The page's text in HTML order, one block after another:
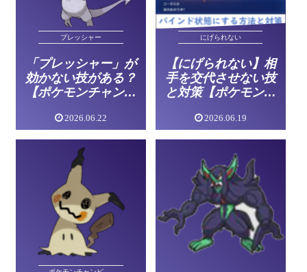
プレッシャー
「プレッシャー」が
効かない技がある？
【ポケモンチャンピ
2026.06.22
にげられない
【にげられない】相
手を交代させない技
と対策【ポケモンチ
2026.06.19